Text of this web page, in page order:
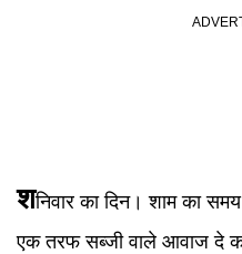
शनिवार का दिन। शाम का
एक तरफ सब्जी वाले आवाज दे